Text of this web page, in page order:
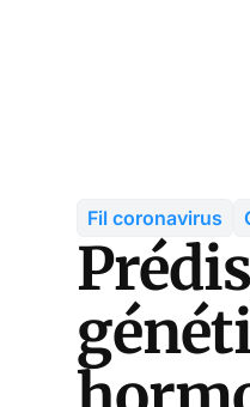
Fil coronavirus